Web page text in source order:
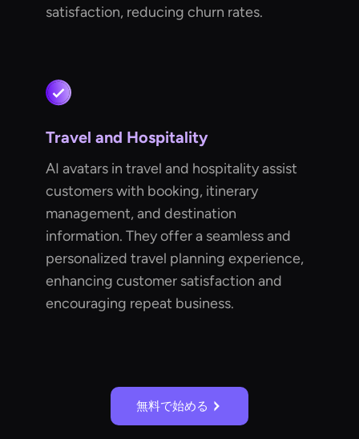
satisfaction, reducing churn rates.
Travel and Hospitality
AI avatars in travel and hospitality assist
customers with booking, itinerary
management, and destination
information. They offer a seamless and
personalized travel planning experience,
enhancing customer satisfaction and
encouraging repeat business.
無料で始める